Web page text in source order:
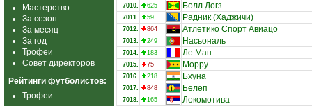
Мастерство
За сезон
За месяц
За год
Трофеи
Совет директоров
Рейтинги футболистов:
Трофеи
7010. 625 Болл Догз
7011. 59 Радник (Хаджичи)
7012. 864 Атлетико Спорт Авиацо
7013. 249 Насьональ
7014. 183 Ле Ман
7015. 75 Морру
7016. 218 Бхуна
7017. 848 Белеп
7018. 165 Локомотива